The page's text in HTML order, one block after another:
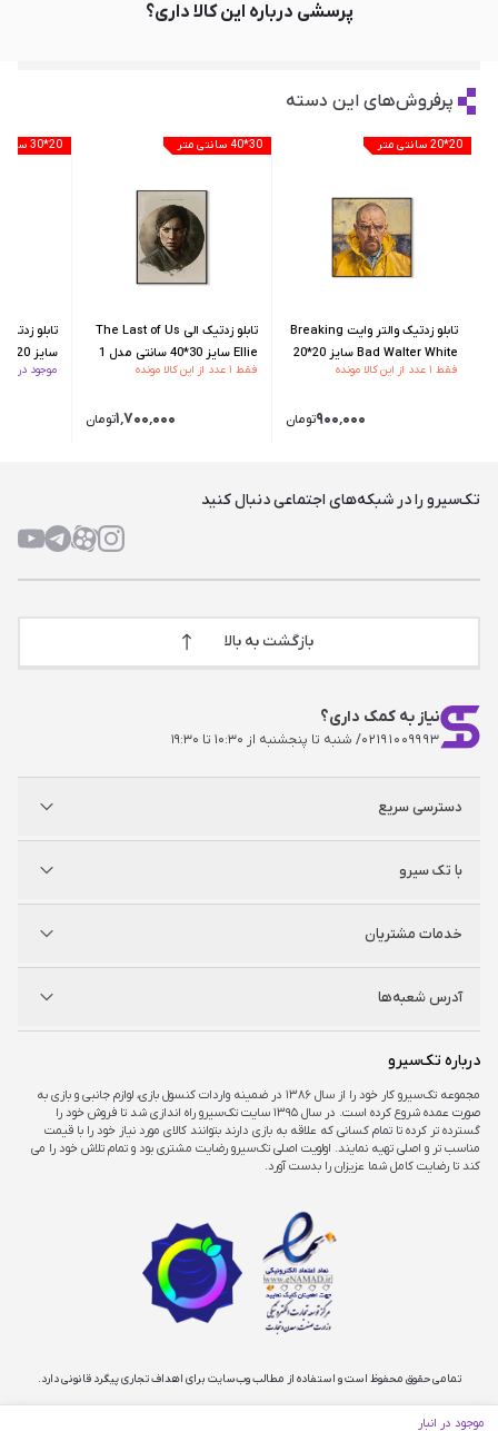
موجود در انبار
پرسشی درباره این کالا داری؟
پرفروش‌های این دسته
20*20 سانتی متر
تابلو زدتیک والتر وایت Breaking
Bad Walter White سایز 20*20
سانتی مدل 2
فقط ۱ عدد از این کالا مونده
۹۰۰٬۰۰۰تومان
30*40 سانتی متر
تابلو زدتیک الی The Last of Us
Ellie سایز 30*40 سانتی مدل 1
فقط ۱ عدد از این کالا مونده
۱٬۷۰۰٬۰۰۰تومان
20*30 سانتی متر
سایز 20*30 سانتی مدل 1
موجود در
تک‌سیرو را در شبکه‌های اجتماعی دنبال کنید
نیاز به کمک داری؟
۰۲۱۹۱۰۰۹۹۹۳/ شنبه تا پنجشنبه از ۱۰:۳۰ تا ۱۹:۳۰
بازگشت به بالا
دسترسی سریع
ایکس‌باکس
شگفت سیرو
با تک سیرو
راه‌های ارتباطی
مجله خبری
خدمات مشتریان
راهنمای اکانت‌ها
شرایط و قوانین
آدرس شعبه‌ها
شعبه مرکزی
شعبه چارسو
تهران، خیابان جمهوری، تقاطع حافظ، پاساژ چارسو، طبقه منفی یک، پلاک A۴۸
شعبه اپال
درباره تک‌سیرو
مجموعه تک‌سیرو کار خود را از سال ۱۳۸۶ در ضمینه واردات کنسول بازی، لوازم جانبی و بازی به
صورت عمده شروع کرده است. در سال ۱۳۹۵ سایت تک‌سیرو راه اندازی شد تا فروش خود را
گسترده تر کرده تا تمام کسانی که علاقه به بازی دارند بتوانند کالای مورد نیاز خود را با قیمت
مناسب تر و اصلی تهیه نمایند. اولویت اصلی تک‌سیرو رضایت مشتری بود و تمام تلاش خود را می
کند تا رضایت کامل شما عزیزان را بدست آورد.
تمامی حقوق محفوظ است و استفاده از مطالب وب‌سایت برای اهداف تجاری پیگرد قانونی دارد.